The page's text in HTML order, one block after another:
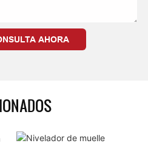
AHORA